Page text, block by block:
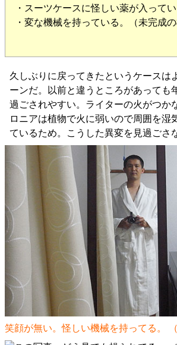
・スーツケースに怪しい薬が入ってい
・変な機械を持っている。（未完成
久しぶりに戻ってきたというケースは
ーンだ。以前と違うところがあっても
過ごされやすい。ライターの火がつか
ロニアは植物で火に弱いので周囲を湿
ているため。こうした異変を見過ごさ
笑顔が無い。怪しい機械を持ってる。 （